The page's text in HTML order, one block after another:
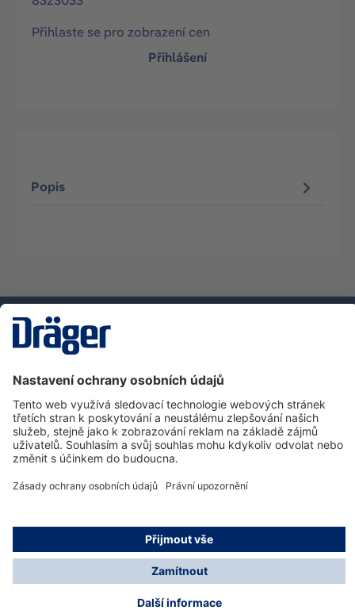
Přihlaste se pro zobrazení cen
Přihlášení
Popis
Zákaznická infolinka
O společnosti Dräger
Informace
© Dräger Safety s.r.o., 2025
* Všechny ceny bez DPH plus náklady na dopravu a
možné poplatky za doručení, pokud není uvedeno jinak.